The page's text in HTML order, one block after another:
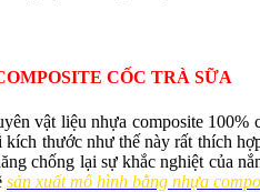
CỐC TRÀ SỮA
vật liệu nhựa composite
thước như thế này rất thích
chống lại sự khắc nghiệt của
sản xuất mô hình bằng nhựa